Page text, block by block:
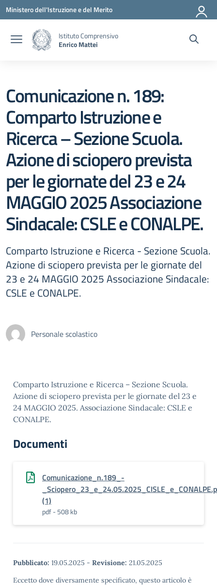
Vai ai contenuti
Vai al menu di navigazione
Vai al footer
Ministero dell'Istruzione e del Merito
Istituto Comprensivo
Enrico Mattei
Comunicazione n. 189:
Comparto Istruzione e
Ricerca – Sezione Scuola.
Azione di sciopero prevista
per le giornate del 23 e 24
MAGGIO 2025 Associazione
Sindacale: CSLE e CONALPE.
Comparto Istruzione e Ricerca - Sezione Scuola.
Azione di sciopero prevista per le giornate del
23 e 24 MAGGIO 2025 Associazione Sindacale:
CSLE e CONALPE.
Personale scolastico
Comparto Istruzione e Ricerca – Sezione Scuola.
Azione di sciopero prevista per le giornate del 23 e
24 MAGGIO 2025. Associazione Sindacale: CSLE e
CONALPE.
Documenti
Comunicazione_n.189_-
(1)
pdf - 508 kb
Pubblicato: 19.05.2025 - Revisione: 21.05.2025
Eccetto dove diversamente specificato, questo articolo è